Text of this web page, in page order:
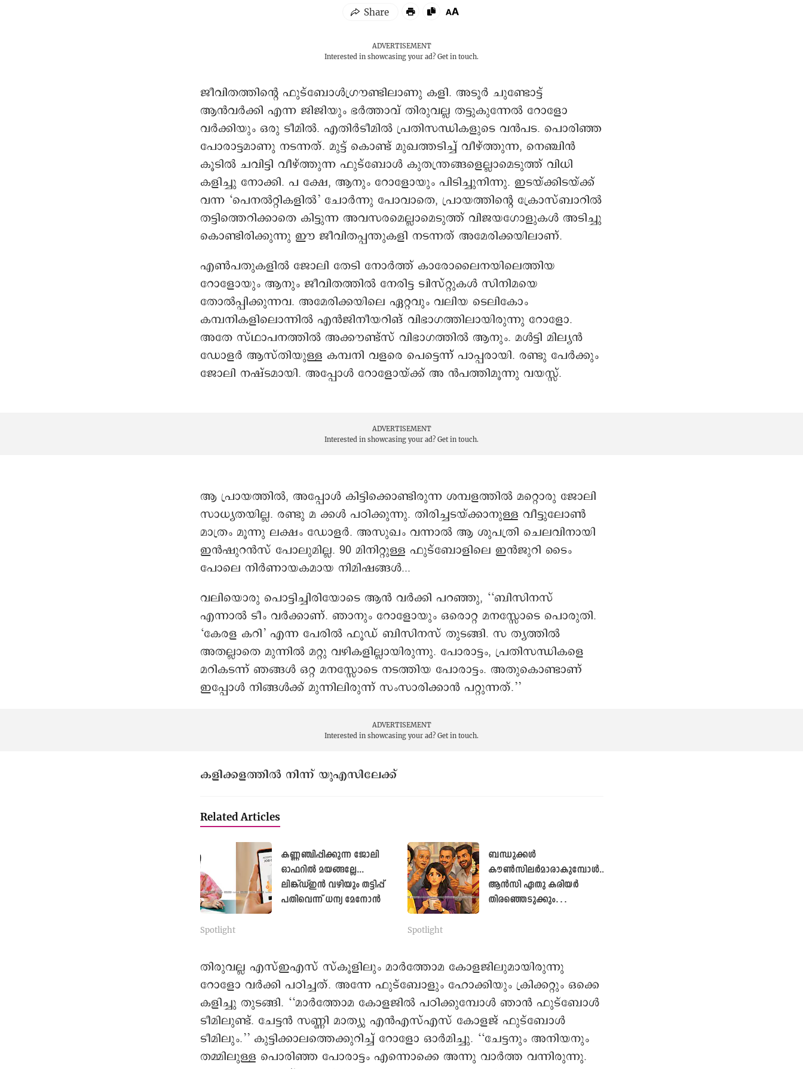
ADVERTISEMENT
Interested in showcasing your ad? Get in touch.
ജീവിതത്തിന്റെ ഫു‍ട്ബോൾഗ്രൗണ്ടിലാണു കളി. അടൂർ ചുണ്ടോട്ട്
ആൻവർക്കി എന്ന ജിജിയും ഭര്‍ത്താവ് തിരുവല്ല തട്ടുകുന്നേൽ‌ റോളോ
വർക്കിയും ഒരു ടീമിൽ. എതിർടീമിൽ പ്രതിസന്ധികളുടെ വൻപട. പൊരിഞ്ഞ
പോരാട്ടമാണു നടന്നത്. മുട്ട് കൊണ്ട് മുഖത്തടിച്ച് വീഴ്ത്തുന്ന, നെഞ്ചിൻ
കൂടിൽ ചവിട്ടി വീഴ്ത്തുന്ന ഫുട്ബോൾ കുതന്ത്രങ്ങളെല്ലാമെടുത്ത് വിധി
കളിച്ചു നോക്കി. പ ക്ഷേ, ആനും റോളോയും പിടിച്ചുനിന്നു. ഇടയ്ക്കിടയ്ക്ക്
വന്ന ‘പെനൽറ്റികളിൽ’ ചോർന്നു പോവാതെ, പ്രായത്തിന്റെ ക്രോസ്ബാറിൽ
തട്ടിത്തെറിക്കാതെ കിട്ടുന്ന അവസരമെല്ലാമെടുത്ത് വിജയഗോളുകൾ അടിച്ചു
കൊണ്ടിരിക്കുന്നു ഈ ജീവിതപ്പന്തുകളി നടന്നത് അമേരിക്കയിലാണ്.
എൺപതുകളിൽ ജോലി തേടി നോർത്ത് കാരോലൈനയിലെത്തിയ
റോളോയും ആനും ജീവിതത്തില്‍ നേരിട്ട ട്വിസ്റ്റുകൾ സിനിമയെ
തോൽപ്പിക്കുന്നവ. അമേരിക്കയിലെ ഏറ്റവും വലിയ ടെലികോം
കമ്പനികളിലൊന്നിൽ എൻജിനീയറിങ് വിഭാഗത്തിലായിരുന്നു റോളോ.
അതേ സ്ഥാപനത്തിൽ അക്കൗണ്ട്സ് വിഭാഗത്തിൽ ആനും. മൾട്ടി മില്യൻ
ഡോളർ ആസ്തിയുള്ള കമ്പനി വളരെ പെട്ടെന്ന്് പാപ്പരായി. രണ്ടു പേർക്കും
ജോലി നഷ്ടമായി. അപ്പോൾ റോളോയ്ക്ക് അ ൻപത്തിമൂന്നു വയസ്സ്.
ADVERTISEMENT
Interested in showcasing your ad? Get in touch.
ആ പ്രായത്തിൽ, അപ്പോൾ കിട്ടിക്കൊണ്ടിരുന്ന ശമ്പളത്തിൽ മറ്റൊരു ജോലി
സാധ്യതയില്ല. രണ്ടു മ ക്കൾ പഠിക്കുന്നു. തിരിച്ചടയ്ക്കാനുള്ള വീട്ടുലോൺ
മാത്രം മൂന്നു ലക്ഷം ഡോളർ. അസുഖം വന്നാൽ ആ ശുപത്രി ചെലവിനായി
ഇൻഷുറൻസ് പോലുമില്ല. 90 മിനിറ്റുള്ള ഫുട്ബോളിലെ ഇൻജുറി ടൈം
പോലെ നിർണായകമായ നിമിഷങ്ങൾ...
വലിയൊരു പൊട്ടിച്ചിരിയോടെ ആൻ വർക്കി പറഞ്ഞു, ‘‘ബിസിനസ്
എന്നാൽ ടീം വർക്കാണ്. ഞാനും റോളോയും ഒരൊറ്റ മനസ്സോടെ പൊരുതി.
‘കേരള കറി’ എന്ന പേരി‍ൽ ഫൂഡ് ബിസിനസ് തുടങ്ങി. സ ത്യത്തിൽ
അതല്ലാതെ മുന്നിൽ മറ്റു വഴികളില്ലായിരുന്നു. പോരാട്ടം, പ്രതിസന്ധികളെ
മറികടന്ന് ഞങ്ങൾ ഒറ്റ മനസ്സോടെ നടത്തിയ പോരാട്ടം. അതുകൊണ്ടാണ്
ഇപ്പോൾ നിങ്ങൾക്ക് മുന്നിലിരുന്ന് സംസാരിക്കാൻ പറ്റുന്നത്.’’
ADVERTISEMENT
Interested in showcasing your ad? Get in touch.
കളിക്കളത്തിൽ നിന്ന് യുഎസിലേക്ക്
Related Articles
കണ്ണഞ്ചിപ്പിക്കുന്ന ജോലി
ഓഫറിൽ മയങ്ങല്ലേ...
ലിങ്ക്ഡ്ഇൻ വഴിയും തട്ടിപ്പ്
പതിവെന്ന് ധന്യ മേനോൻ
Spotlight
ബന്ധുക്കൾ
കൗൺസിലർമാരാകുമ്പോൾ...
ആൻസി ഏതു കരിയർ
തിരഞ്ഞെടുക്കും
Spotlight
തിരുവല്ല എസ്‌ഇ‌എസ് സ്കൂളിലും മാർത്തോമ കോളജിലുമായിരുന്നു
റോളോ വർക്കി പഠിച്ചത്. അന്നേ ഫുട്ബോളും ഹോക്കിയും ക്രിക്കറ്റും ഒക്കെ
കളിച്ചു തുടങ്ങി. ‘‘മാർത്തോമ കോളജിൽ പഠിക്കുമ്പോൾ ഞാൻ ഫുട്ബോൾ
ടീമിലുണ്ട്. ചേട്ടൻ സണ്ണി മാത്യു എൻഎസ്എസ് കോളജ് ഫുട്ബോൾ
‍ടീമിലും.’’ കുട്ടിക്കാലത്തെക്കുറിച്ച് റോളോ ഒാർമിച്ചു. ‘‘ചേട്ടനും അനിയനും
തമ്മിലുള്ള പൊരിഞ്ഞ പോരാട്ടം എന്നൊക്കെ അന്നു വാർത്ത വന്നിരുന്നു.